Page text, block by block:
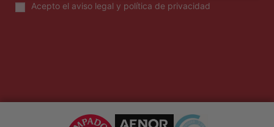
Acepto el aviso legal y política de privacidad